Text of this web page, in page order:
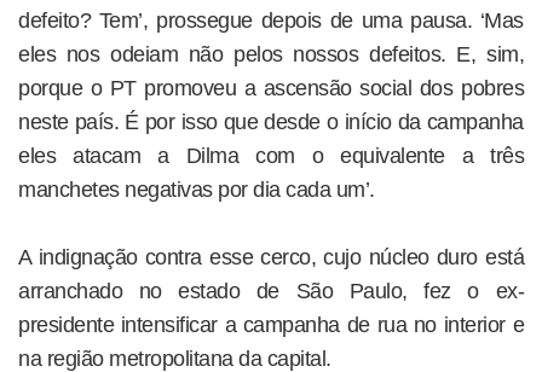
defeito? Tem’, prossegue depois de uma pausa. ‘Mas
eles nos odeiam não pelos nossos defeitos. E, sim,
porque o PT promoveu a ascensão social dos pobres
neste país. É por isso que desde o início da campanha
eles atacam a Dilma com o equivalente a três
manchetes negativas por dia cada um’.
A indignação contra esse cerco, cujo núcleo duro está
arranchado no estado de São Paulo, fez o ex-
presidente intensificar a campanha de rua no interior e
na região metropolitana da capital.